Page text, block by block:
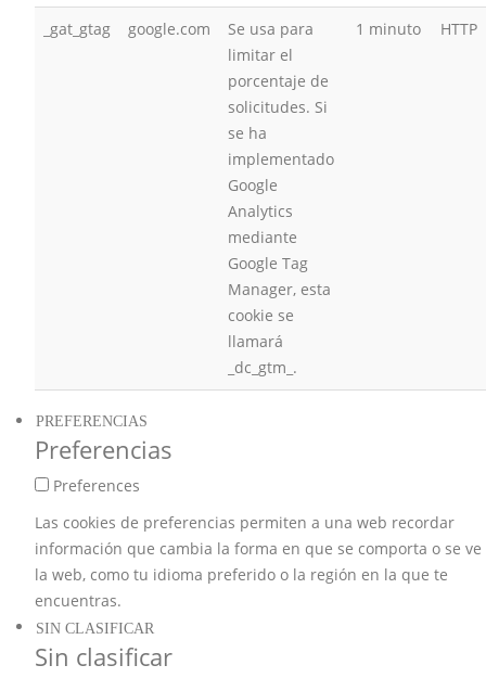
_gat_gtag google.com
Se usa para
limitar el
porcentaje de
solicitudes. Si
se ha
implementado
Google
Analytics
mediante
Google Tag
Manager, esta
cookie se
llamará
_dc_gtm_.
1 minuto HTTP
PREFERENCIAS
Preferencias
Preferences
Las cookies de preferencias permiten a una web recordar
información que cambia la forma en que se comporta o se ve
la web, como tu idioma preferido o la región en la que te
encuentras.
SIN CLASIFICAR
Sin clasificar